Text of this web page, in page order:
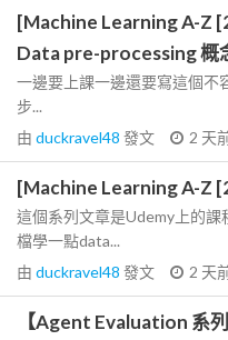
[Machine Learning A-Z
Data pre-processing 概
一邊要上課一邊還要寫這個不
步...
由 duckravel48 發文 2 天
[Machine Learning A-Z
這個系列文章是Udemy上的
檔學一點data...
由 duckravel48 發文 2 天
【Agent Evaluation 系